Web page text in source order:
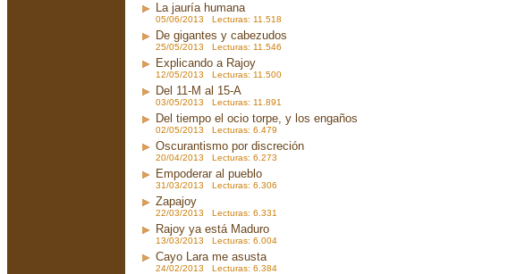
La jauría humana
05/06/2013 Lecturas: 11.518
De gigantes y cabezudos
25/05/2013 Lecturas: 11.546
Explicando a Rajoy
12/05/2013 Lecturas: 11.500
Del 11-M al 15-A
03/05/2013 Lecturas: 11.891
Del tiempo el ocio torpe, y los engaños
02/05/2013 Lecturas: 6.479
Oscurantismo por discreción
20/04/2013 Lecturas: 6.273
Empoderar al pueblo
31/03/2013 Lecturas: 6.306
Zapajoy
22/03/2013 Lecturas: 6.331
Rajoy ya está Maduro
13/03/2013 Lecturas: 6.004
Cayo Lara me asusta
24/02/2013 Lecturas: 6.384